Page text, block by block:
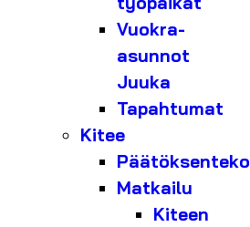
Vuokra-
asunnot
Juuka
Tapahtumat
Kitee
Päätöksenteko
Matkailu
Kiteen